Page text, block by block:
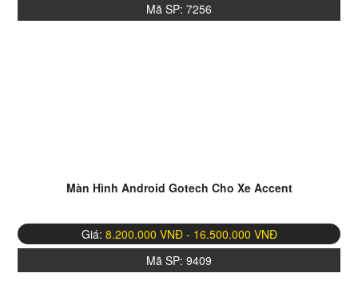
Mã SP: 7256
Màn Hình Android Gotech Cho Xe Accent
Giá: 8.200.000 VNĐ - 16.500.000 VNĐ
Mã SP: 9409